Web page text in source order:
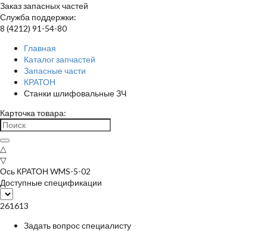
Заказ запасных частей
Служба поддержки:
8 (4212) 91-54-80
Главная
Каталог запчастей
Запасные части
КРАТОН
Станки шлифовальные ЗЧ
Карточка товара:
△
▽
Ось КРАТОН WMS-5-02
Доступные спецификации
261613
Задать вопрос специалисту